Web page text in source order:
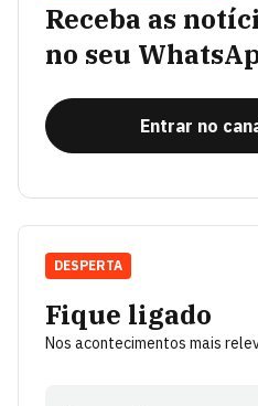
Receba as
no seu
Entrar no
Fique ligado
Nos acontecimentos mais
DESPERTA